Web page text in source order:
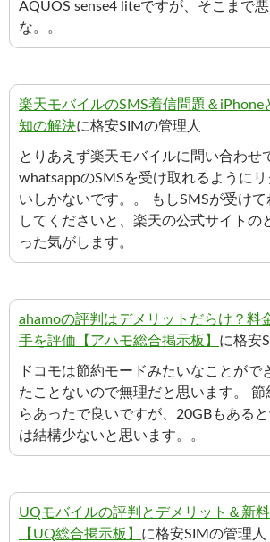
AQUOS sense4 liteですが、そこまで
な。。
楽天モバイルのSMS着信問題＆iPhone
知の解決に格安SIMの管理人
とりあえず楽天モバイルに問い合わせ
whatsappのSMSを受け取れるように
いしかないです。。 もしSMSが受け
してくださいと、楽天の公式サイトの
った気がします。
ahamoの評判はデメリットだらけ？料
手を評価【アハモ総合掲示板】 に格安
ドコモは節約モードみたいなことがで
たことないので無理だと思います。 節
らあったで良いですが、20GBもある
は結構少ないと思います。。
UQモバイルの評判とデメリット＆新
【UQ総合掲示板】 に格安SIMの管理人